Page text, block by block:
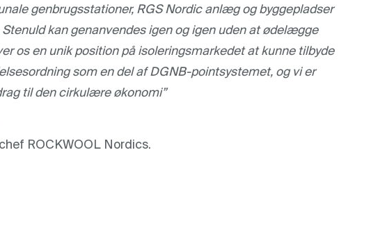
genbrugsstationer, RGS Nordic anlæg og byggepladser
Stenuld kan genanvendes igen og igen uden at ødelægge
os en unik position på isoleringsmarkedet at kunne tilbyde
som en del af DGNB-pointsystemet, og vi er
til den cirkulære økonomi”
ROCKWOOL Nordics.